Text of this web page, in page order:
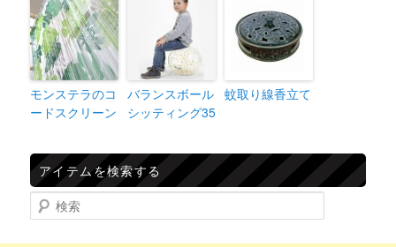
モンステラのコ
ードスクリーン
バランスボール
シッティング35
蚊取り線香立て
アイテムを検索する
検索